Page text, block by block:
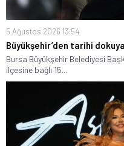
5 Ağustos 2026 13:54
Büyükşehir’den tarihi
Bursa Büyükşehir Belediyesi
ilçesine bağlı 15...